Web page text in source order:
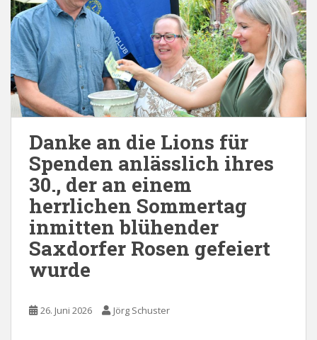
Danke an die Lions für
Spenden anlässlich ihres
30., der an einem
herrlichen Sommertag
inmitten blühender
Saxdorfer Rosen gefeiert
wurde
26. Juni 2026 Jörg Schuster